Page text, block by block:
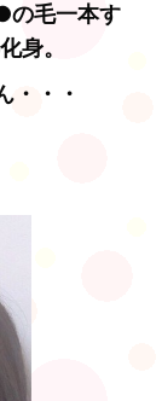
の毛一本す
身。
・・・